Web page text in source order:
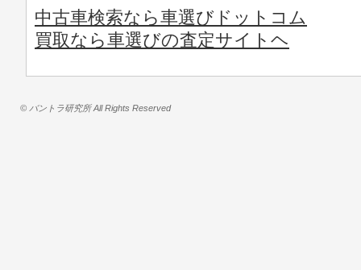
中古車検索なら車選びドットコム
買取なら車選びの査定サイトヘ
© バントラ研究所 All Rights Reserved